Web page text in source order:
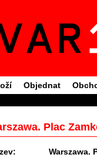
Objednat
Plac
Warszawa.